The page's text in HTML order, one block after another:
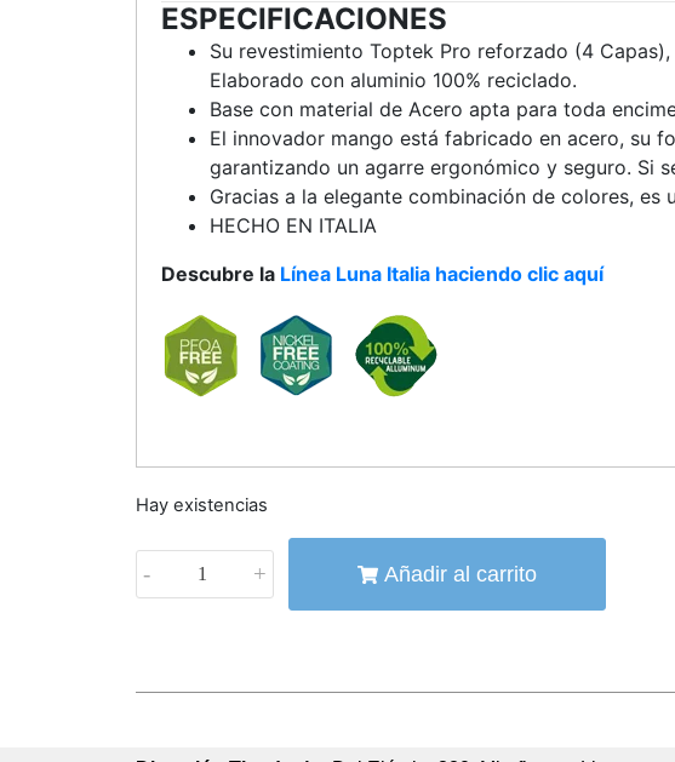
ESPECIFICACIONES
Su revestimiento Toptek Pro reforzado (4
Elaborado con aluminio 100% reciclado.
Base con material de Acero apta para toda
El innovador mango está fabricado en acero, su
garantizando un agarre ergonómico y seguro. Si
Gracias a la elegante combinación de colores, es
HECHO EN ITALIA
Descubre la Línea Luna Italia haciendo clic aquí
Hay existencias
- + Añadir al carrito